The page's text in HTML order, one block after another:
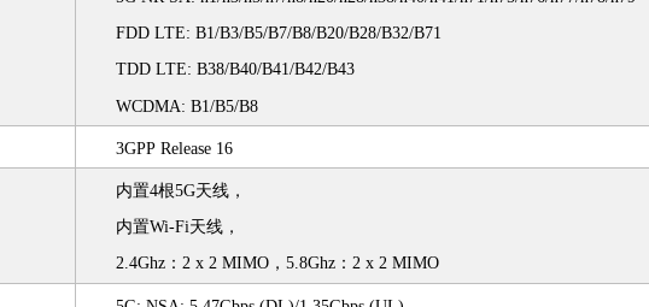
FDD LTE: B1/B3/B5/B7/B8/B20/B28/B32/B71
TDD LTE: B38/B40/B41/B42/B43
WCDMA: B1/B5/B8
3GPP Release 16
内置4根5G天线，
内置Wi-Fi天线，
2.4Ghz：2 x 2 MIMO，5.8Ghz：2 x 2 MIMO